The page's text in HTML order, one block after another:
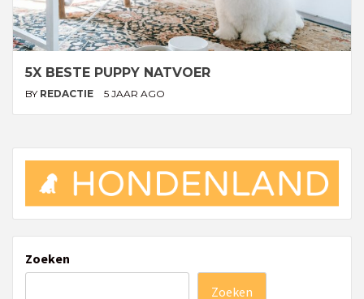
5X BESTE PUPPY NATVOER
BY REDACTIE 5 JAAR AGO
Zoeken
Zoeken